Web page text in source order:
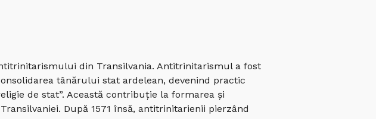
din Transilvania. Antitrinitarismul a fost
tânărului stat ardelean, devenind practic
de stat”. Această contribuţie la formarea şi
După 1571 însă, antitrinitarienii pierzând